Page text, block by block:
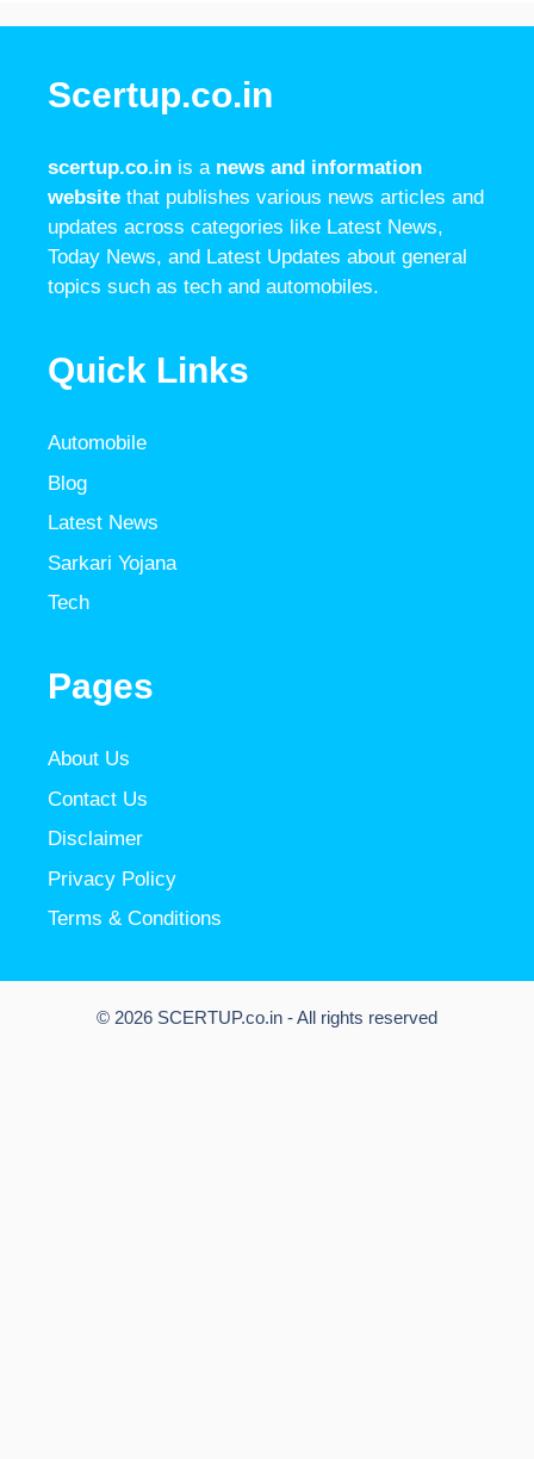
Scertup.co.in
scertup.co.in is a news and information
website that publishes various news articles and
updates across categories like Latest News,
Today News, and Latest Updates about general
topics such as tech and automobiles.
Quick Links
Automobile
Blog
Latest News
Sarkari Yojana
Tech
Pages
About Us
Contact Us
Disclaimer
Privacy Policy
Terms & Conditions
© 2026 SCERTUP.co.in - All rights reserved